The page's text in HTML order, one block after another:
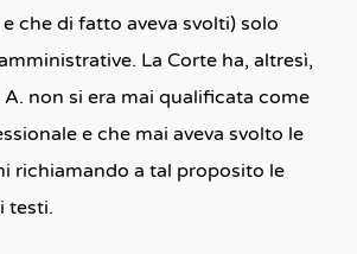
che di fatto aveva svolti) solo
La Corte ha, altresì,
non si era mai qualificata come
e che mai aveva svolto le
richiamando a tal proposito le
testi.